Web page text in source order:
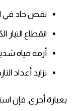
نقص حاد في
انقطاع
أزمة مياه
تزايد أعداد
بعبارة أخرى. فإن